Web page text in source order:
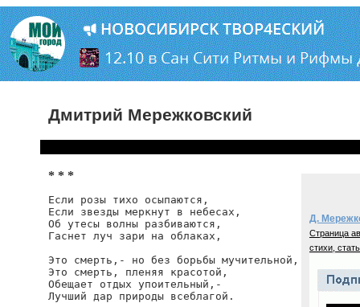
Дмитрий Мережковский
* * *
Если розы тихо осыпаются,
Если звезды меркнут в небесах,
Об утесы волны разбиваются,
Гаснет луч зари на облаках,
Это смерть,- но без борьбы мучительной,
Это смерть, пленяя красотой,
Обещает отдых упоительный,-
Лучший дар природы всеблагой.
Д.
Страница
стихи,